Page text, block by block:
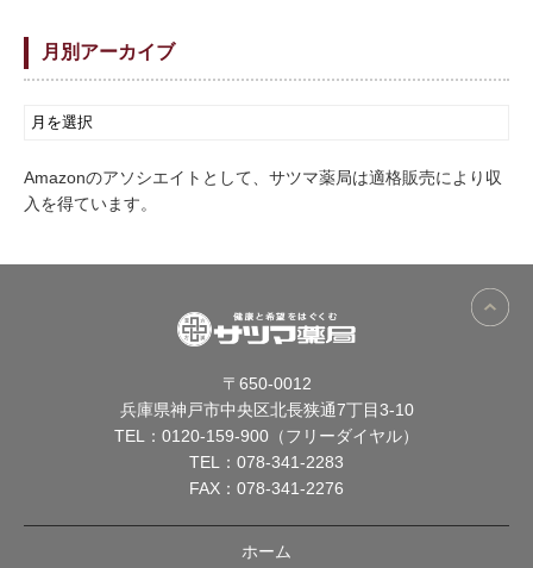
月別アーカイブ
Amazonのアソシエイトとして、サツマ薬局は適格販売により収
入を得ています。
〒650-0012
兵庫県神戸市中央区北長狭通7丁目3-10
TEL： 0120-159-900（フリーダイヤル）
TEL： 078-341-2283
FAX：078-341-2276
ホーム